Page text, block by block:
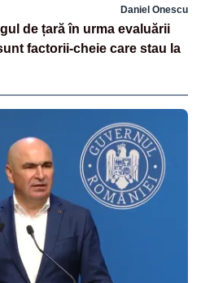
Daniel Onescu
de țară în urma evaluării
factorii-cheie care stau la